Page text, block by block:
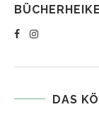
BÜCHERHEIKE
DAS